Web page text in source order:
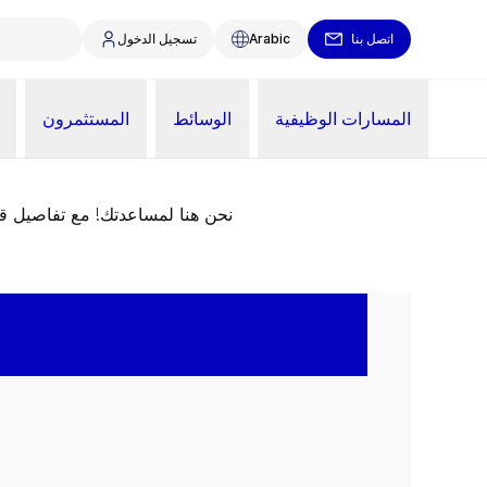
تسجيل الدخول Arabic اتصل بنا
المستثمرون الوسائط المسارات الوظيفية
نحن هنا لمساعدتك! مع